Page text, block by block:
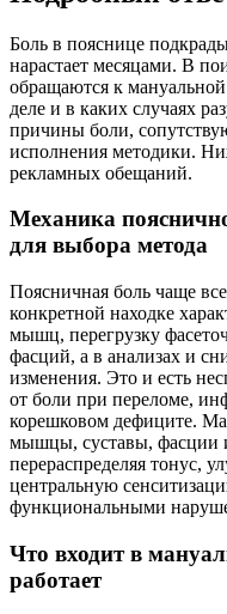
Боль в пояснице
нарастает месяцами. В
обращаются к
деле и в каких случаях
причины боли,
исполнения методики.
рекламных обещаний.
Механика
для выбора метода
Поясничная боль чаще
конкретной находке
мышц, перегрузку
фасций, а в анализах и
изменения. Это и есть
от боли при переломе,
корешковом дефиците.
мышцы, суставы, фасции
перераспределяя тонус,
центральную
функциональными
Что входит в
работает